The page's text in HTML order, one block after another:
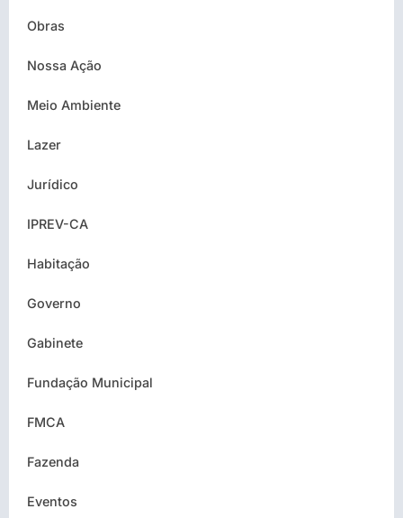
Obras
Nossa Ação
Meio Ambiente
Lazer
Jurídico
IPREV-CA
Habitação
Governo
Gabinete
Fundação Municipal
FMCA
Fazenda
Eventos